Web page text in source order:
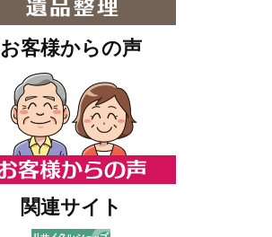
お客様からの声
関連サイト